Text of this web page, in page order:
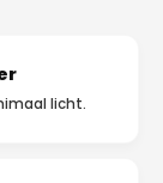
licht.